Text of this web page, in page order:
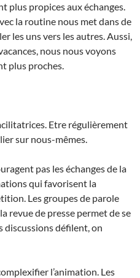
plus propices aux échanges.
la routine nous met dans de
les uns vers les autres. Aussi,
nous nous voyons
plus proches.
Etre régulièrement
sur nous-mêmes.
pas les échanges de la
qui favorisent la
Les groupes de parole
revue de presse permet de se
discussions défilent, on
l’animation. Les